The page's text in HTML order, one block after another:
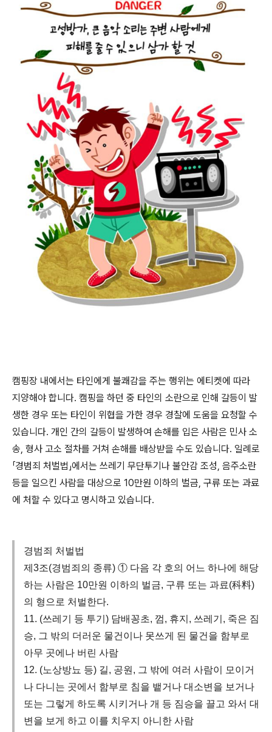
캠핑장 내에서는 타인에게 불쾌감을 주는 행위는 에티켓에 따라
지양해야 합니다. 캠핑을 하던 중 타인의 소란으로 인해 갈등이 발
생한 경우 또는 타인이 위협을 가한 경우 경찰에 도움을 요청할 수
있습니다. 개인 간의 갈등이 발생하여 손해를 입은 사람은 민사 소
송, 형사 고소 절차를 거쳐 손해를 배상받을 수도 있습니다. 일례로
「경범죄 처벌법 」에서는 쓰레기 무단투기나 불안감 조성, 음주소란
등을 일으킨 사람을 대상으로 10만원 이하의 벌금, 구류 또는 과료
에 처할 수 있다고 명시하고 있습니다.
경범죄 처벌법
제3조(경범죄의 종류) ① 다음 각 호의 어느 하나에 해당
하는 사람은 10만원 이하의 벌금, 구류 또는 과료(科料)
의 형으로 처벌한다.
11. (쓰레기 등 투기) 담배꽁초, 껌, 휴지, 쓰레기, 죽은 짐
승, 그 밖의 더러운 물건이나 못쓰게 된 물건을 함부로
아무 곳에나 버린 사람
12. (노상방뇨 등) 길, 공원, 그 밖에 여러 사람이 모이거
나 다니는 곳에서 함부로 침을 뱉거나 대소변을 보거나
또는 그렇게 하도록 시키거나 개 등 짐승을 끌고 와서 대
변을 보게 하고 이를 치우지 아니한 사람